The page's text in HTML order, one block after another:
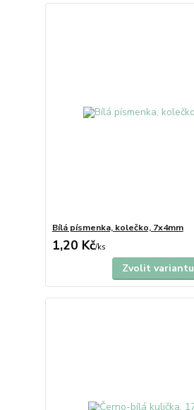
Bílá písmenka, kolečko, 7x4mm
1,20 Kč/ks
Zvolit variantu